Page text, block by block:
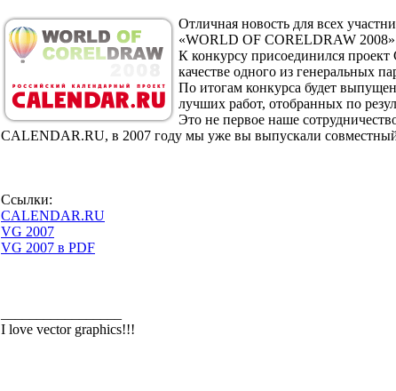
Отличная новость для всех
«WORLD OF CORELDRAW
К конкурсу присоединился
качестве одного из генеральных
По итогам конкурса будет
лучших работ, отобранных по
Это не первое наше
CALENDAR.RU, в 2007 году мы уже вы выпускали
Ссылки:
CALENDAR.RU
VG 2007
VG 2007 в PDF
I love vector graphics!!!